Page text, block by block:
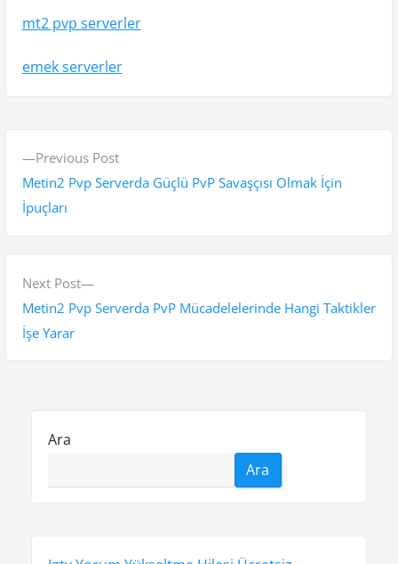
mt2 pvp serverler
emek serverler
Previous PostP
r
u
Metin2 Pvp Serverda Güçlü PvP Savaşçısı Olmak İçin
İpuçları
Next Post
N
e
Metin2 Pvp Serverda PvP Mücadelelerinde Hangi Taktikler
İşe Yarar
Ara
Ara